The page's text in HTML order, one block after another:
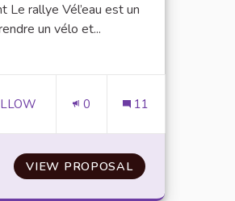
rallye Vél’eau est un
un vélo et...
sur l'eau
0 11
VIEW PROPOSALRALLYE